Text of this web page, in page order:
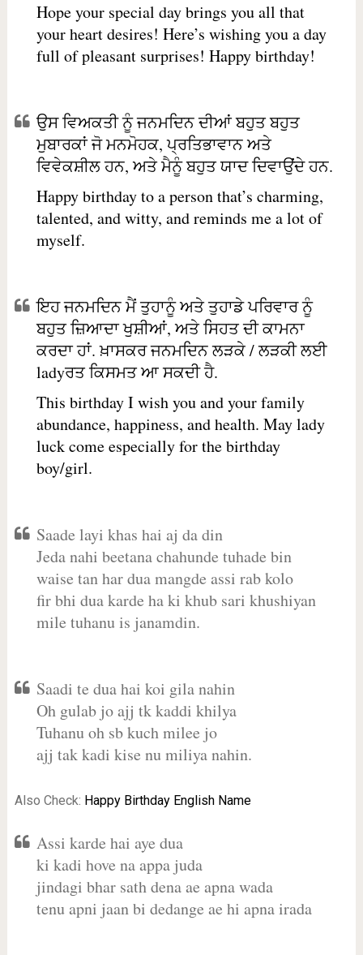
Hope your special day brings you all that
your heart desires! Here’s wishing you a day
full of pleasant surprises! Happy birthday!
ਉਸ ਵਿਅਕਤੀ ਨੂੰ ਜਨਮਦਿਨ ਦੀਆਂ ਬਹੁਤ ਬਹੁਤ
ਮੁਬਾਰਕਾਂ ਜੋ ਮਨਮੋਹਕ, ਪ੍ਰਤਿਭਾਵਾਨ ਅਤੇ
ਵਿਵੇਕਸ਼ੀਲ ਹਨ, ਅਤੇ ਮੈਨੂੰ ਬਹੁਤ ਯਾਦ ਦਿਵਾਉਂਦੇ ਹਨ.
Happy birthday to a person that’s charming,
talented, and witty, and reminds me a lot of
myself.
ਇਹ ਜਨਮਦਿਨ ਮੈਂ ਤੁਹਾਨੂੰ ਅਤੇ ਤੁਹਾਡੇ ਪਰਿਵਾਰ ਨੂੰ
ਬਹੁਤ ਜ਼ਿਆਦਾ ਖੁਸ਼ੀਆਂ, ਅਤੇ ਸਿਹਤ ਦੀ ਕਾਮਨਾ
ਕਰਦਾ ਹਾਂ. ਖ਼ਾਸਕਰ ਜਨਮਦਿਨ ਲੜਕੇ / ਲੜਕੀ ਲਈ
ladyਰਤ ਕਿਸਮਤ ਆ ਸਕਦੀ ਹੈ.
This birthday I wish you and your family
abundance, happiness, and health. May lady
luck come especially for the birthday
boy/girl.
Saade layi khas hai aj da din
Jeda nahi beetana chahunde tuhade bin
waise tan har dua mangde assi rab kolo
fir bhi dua karde ha ki khub sari khushiyan
mile tuhanu is janamdin.
Saadi te dua hai koi gila nahin
Oh gulab jo ajj tk kaddi khilya
Tuhanu oh sb kuch milee jo
ajj tak kadi kise nu miliya nahin.
Also Check: Happy Birthday English Name
Assi karde hai aye dua
ki kadi hove na appa juda
jindagi bhar sath dena ae apna wada
tenu apni jaan bi dedange ae hi apna irada